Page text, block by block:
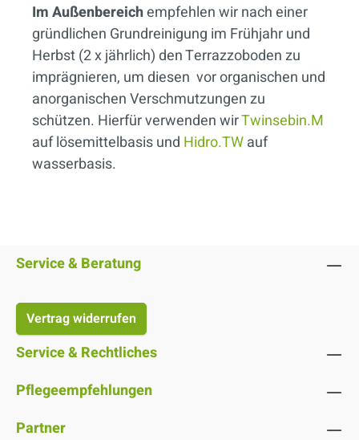
Im Außenbereichempfehlen wir nach einer
gründlichen Grundreinigung im Frühjahr und
Herbst (2 x jährlich) den Terrazzoboden zu
imprägnieren, um diesen vor organischen und
anorganischen Verschmutzungen zu
schützen. Hierfür verwenden wirTwinsebin.M
auf lösemittelbasis und Hidro.TWauf
wasserbasis.
Service & Beratung
Vertrag widerrufen
Service & Rechtliches
Pflegeempfehlungen
Partner